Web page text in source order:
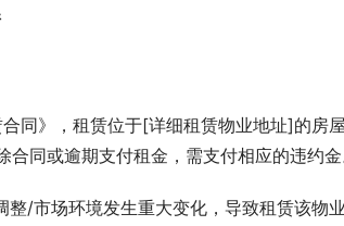
同》，租赁位于[详细租赁物业地址]的房屋
同或逾期支付租金，需支付相应的违约金
/市场环境发生重大变化，导致租赁该物